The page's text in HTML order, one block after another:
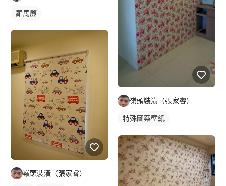
羅馬簾
嶺頭裝潢（張家睿）
嶺頭裝潢（張家睿）
特殊圖案壁紙